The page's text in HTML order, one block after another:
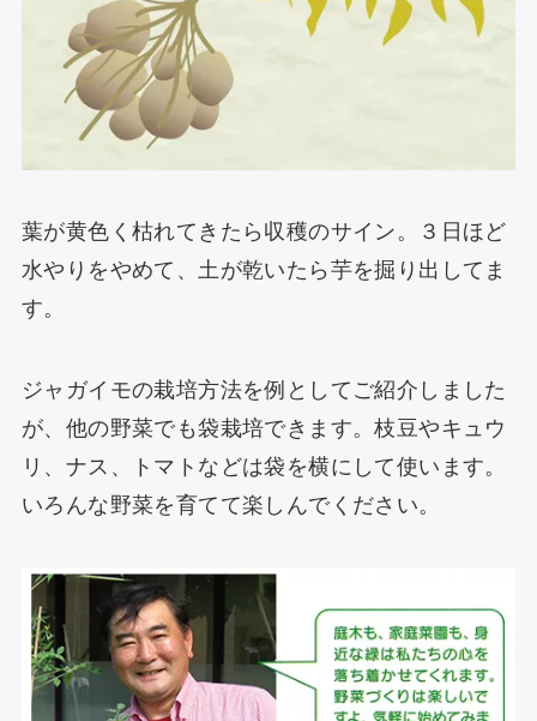
葉が黄色く枯れてきたら収穫のサイン。３日ほど
水やりをやめて、土が乾いたら芋を掘り出してま
す。
ジャガイモの栽培方法を例としてご紹介しました
が、他の野菜でも袋栽培できます。枝豆やキュウ
リ、ナス、トマトなどは袋を横にして使います。
いろんな野菜を育てて楽しんでください。